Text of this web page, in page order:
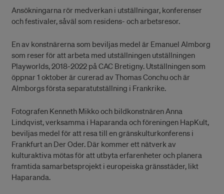
Ansökningarna rör medverkan i utställningar, konferenser
och festivaler, såväl som residens- och arbetsresor.
En av konstnärerna som beviljas medel är Emanuel Almborg
som reser för att arbeta med utställningen utställningen
Playworlds, 2018-2022 på CAC Bretigny. Utställningen som
öppnar 1 oktober är curerad av Thomas Conchu och är
Almborgs första separatutställning i Frankrike.
Fotografen Kenneth Mikko och bildkonstnären Anna
Lindqvist, verksamma i Haparanda och föreningen HapKult,
beviljas medel för att resa till en gränskulturkonferens i
Frankfurt an Der Oder. Där kommer ett nätverk av
kulturaktiva mötas för att utbyta erfarenheter och planera
framtida samarbetsprojekt i europeiska gränsstäder, likt
Haparanda.